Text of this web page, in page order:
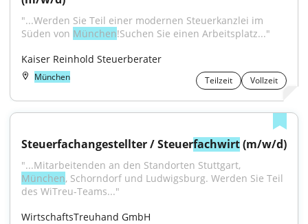
"...Werden Sie Teil einer modernen Steuerkanzlei im
Süden von München!Suchen Sie einen Arbeitsplatz..."
Kaiser Reinhold Steuerberater
München Teilzeit Vollzeit
Steuerfachangestellter / Steuerfachwirt (m/w/d)
München, Schorndorf und Ludwigsburg. Werden Sie Teil
des WiTreu-Teams..."
WirtschaftsTreuhand GmbH